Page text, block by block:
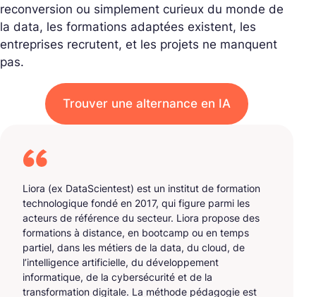
reconversion ou simplement curieux du monde de
la data, les formations adaptées existent, les
entreprises recrutent, et les projets ne manquent
pas.
Trouver une alternance en IA
Liora (ex DataScientest) est un institut de formation
technologique fondé en 2017, qui figure parmi les
acteurs de référence du secteur. Liora propose des
formations à distance, en bootcamp ou en temps
partiel, dans les métiers de la data, du cloud, de
l’intelligence artificielle, du développement
informatique, de la cybersécurité et de la
transformation digitale. La méthode pédagogie est